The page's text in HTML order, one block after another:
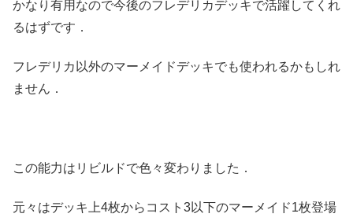
かなり有用なので今後のフレデリカデッキで活躍してくれ
るはずです．
フレデリカ以外のマーメイドデッキでも使われるかもしれ
ません．
この能力はリビルドで色々変わりました．
元々はデッキ上4枚からコスト3以下のマーメイド1枚登場